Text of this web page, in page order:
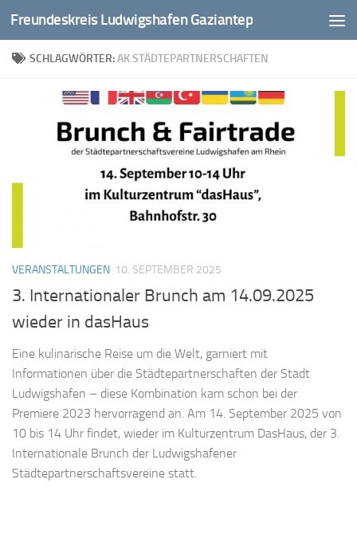
Zum Inhalt springen
Freundeskreis Ludwigshafen Gaziantep
SCHLAGWÖRTER:AK STÄDTEPARTNERSCHAFTEN
VERANSTALTUNGEN 10. SEPTEMBER 2025
3. Internationaler Brunch am 14.09.2025
wieder in dasHaus
Eine kulinarische Reise um die Welt, garniert mit
Informationen über die Städtepartnerschaften der Stadt
Ludwigshafen – diese Kombination kam schon bei der
Premiere 2023 hervorragend an. Am 14. September 2025 von
10 bis 14 Uhr findet, wieder im Kulturzentrum DasHaus, der 3.
Internationale Brunch der Ludwigshafener
Städtepartnerschaftsvereine statt.